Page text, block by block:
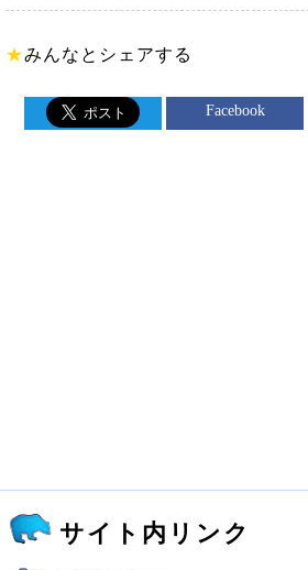
★みんなとシェアする
Facebook
サイト内リンク